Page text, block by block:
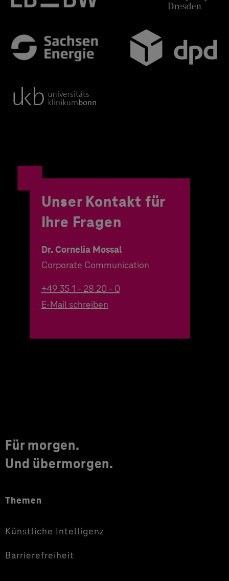
Unser Kontakt für
Ihre Fragen
Dr. Cornelia Mossal
Corporate Communication
+49 35 1 - 28 20 - 0
E-Mail schreiben
Für morgen.
Und übermorgen.
Themen
Künstliche Intelligenz
Barrierefreiheit